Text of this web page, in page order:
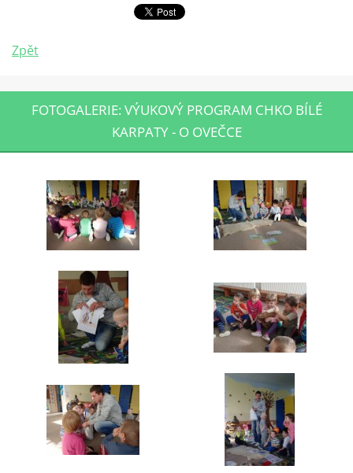
Zpět
FOTOGALERIE: VÝUKOVÝ PROGRAM CHKO BÍLÉ
KARPATY - O OVEČCE